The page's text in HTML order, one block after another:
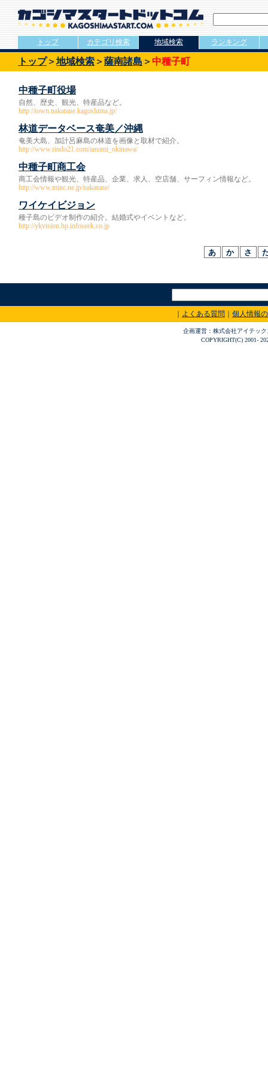
トップ カテゴリ検索 地域検索 ランキング
トップ＞地域検索 ＞薩南諸島 ＞ 中種子町
中種子町役場
自然、歴史、観光、特産品など。
http://town.nakatane.kagoshima.jp/
林道データベース奄美／沖縄
奄美大島、加計呂麻島の林道を画像と取材で紹介。
http://www.rindo21.com/amami_okinawa/
中種子町商工会
商工会情報や観光、特産品、企業、求人、空店舗、サーフィン情報など。
http://www.minc.ne.jp/nakatane/
ワイケイビジョン
種子島のビデオ制作の紹介。結婚式やイベントなど。
http://ykvision.hp.infoseek.co.jp
よくある質問 個人情報
企画運営：株式会社アイテッ
COPYRIGHT(C) 2001-